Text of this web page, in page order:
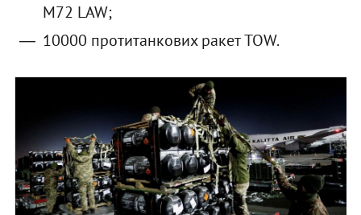
M72 LAW;
10000 протитанкових ракет TOW.